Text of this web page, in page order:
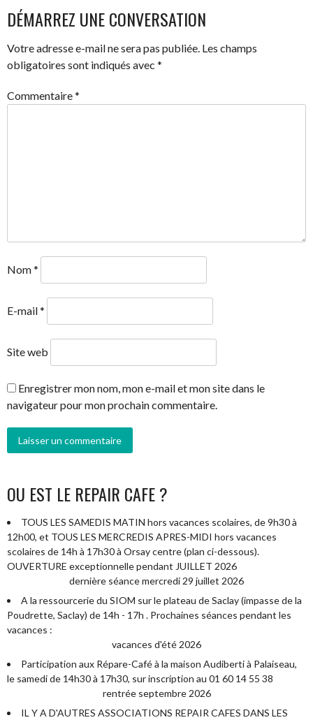
DES
ARTICLES
DÉMARREZ UNE CONVERSATION
Votre adresse e-mail ne sera pas publiée. Les champs
obligatoires sont indiqués avec *
Commentaire*
Nom*
E-mail*
Site web
Enregistrer mon nom, mon e-mail et mon site dans le
navigateur pour mon prochain commentaire.
OU EST LE REPAIR CAFE ?
TOUS LES SAMEDIS MATIN hors vacances scolaires, de 9h30 à
12h00, et TOUS LES MERCREDIS APRES-MIDI hors vacances
scolaires de 14h à 17h30 à Orsay centre (plan ci-dessous).
OUVERTURE exceptionnelle pendant JUILLET 2026
dernière séance mercredi 29 juillet 2026
A la ressourcerie du SIOM sur le plateau de Saclay (impasse de la
Poudrette, Saclay) de 14h - 17h . Prochaines séances pendant les
vacances :
vacances d'été 2026
Participation aux Répare-Café à la maison Audiberti à Palaiseau,
le samedi de 14h30 à 17h30, sur inscription au 01 60 14 55 38
rentrée septembre 2026
IL Y A D'AUTRES ASSOCIATIONS REPAIR CAFES DANS LES